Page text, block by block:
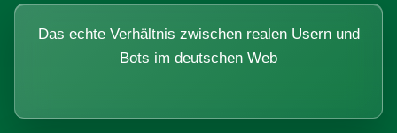
Das echte Verhältnis zwischen realen Usern und
Bots im deutschen Web